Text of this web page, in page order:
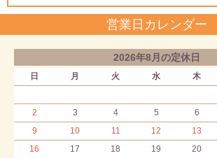
営業日カレンダー
2026年8月の定休日
日 月 火 水 木
2
3 4 5 6
9
10 11 12 13
16
17 18 19 20